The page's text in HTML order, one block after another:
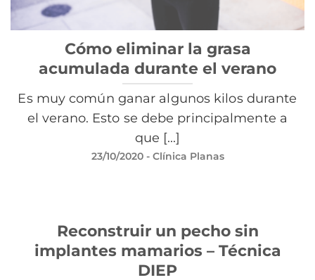
Cómo eliminar la grasa
acumulada durante el verano
Es muy común ganar algunos kilos durante
el verano. Esto se debe principalmente a
que [...]
23/10/2020- Clínica Planas
Reconstruir un pecho sin
implantes mamarios – Técnica
DIEP